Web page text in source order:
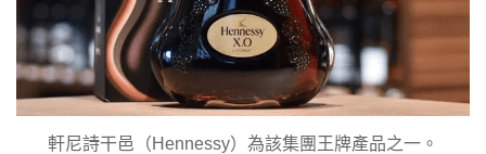
軒尼詩干邑（Hennessy）為該集團王牌產品之一。